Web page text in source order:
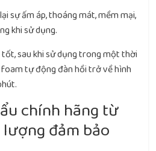
sự ấm áp, thoáng mát, mềm mại,
khi sử dụng.
sau khi sử dụng trong một thời
foam tự động đàn hồi trở về hình
chính hãng từ
đảm bảo